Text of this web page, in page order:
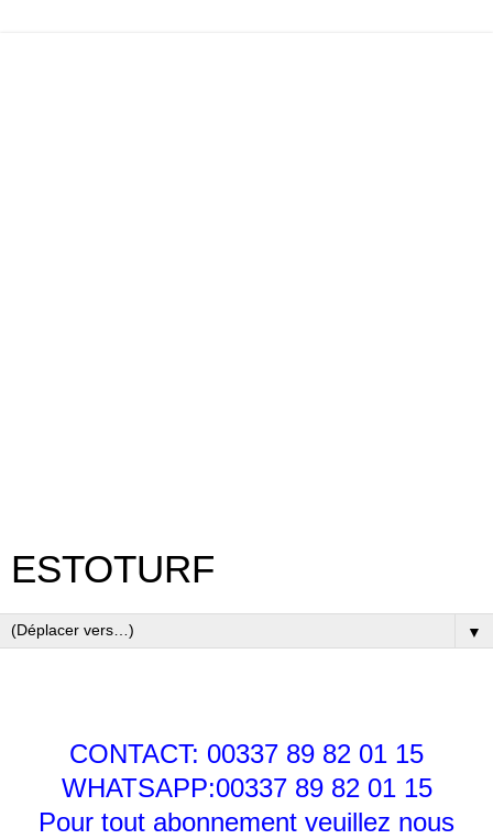
ESTOTURF
▼
CONTACT: 00337 89 82 01 15
WHATSAPP:00337 89 82 01 15
Pour tout abonnement veuillez nous